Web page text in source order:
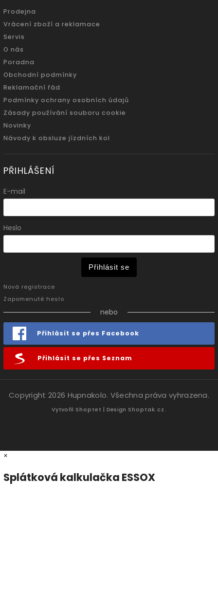
Prodejna
Vrácení zboží a reklamace
Servis
O nás
Poradna
Obchodní podmínky
Reklamační řád
Podmínky ochrany osobních údajů
Zásady používání souboru cookie
Novinky
Návody k obsluze jízdních kol
PŘIHLÁŠENÍ
E-mail
Heslo
Přihlásit se
Nová registrace
Zapomenuté heslo
nebo
Přihlásit se přes Facebook
Přihlásit se přes Seznam
Copyright 2026 Hupnakolo. Všechna práva vyhrazena.
Vytvořil Shoptet | Design Shoptak.cz.
×
Splátková kalkulačka ESSOX